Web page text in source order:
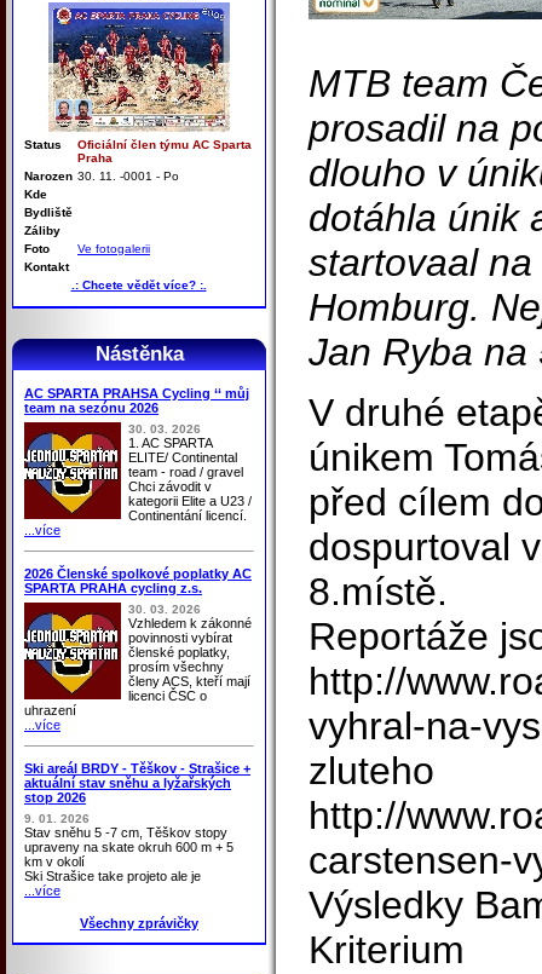
Status
Oficiální člen týmu AC Sparta
Praha
Narozen 30. 11. -0001 - Po
Kde
Bydliště
Záliby
Foto
Ve fotogalerii
Kontakt
.: Chcete vědět více? :.
Nástěnka
AC SPARTA PRAHSA Cycling ‘‘ můj
team na sezónu 2026
30. 03. 2026
1. AC SPARTA
ELITE/ Continental
team - road / gravel
Chci závodit v
kategorii Elite a U23 /
Continentání licencí.
...více
2026 Členské spolkové poplatky AC
SPARTA PRAHA cycling z.s.
30. 03. 2026
Vzhledem k zákonné
povinnosti vybírat
členské poplatky,
prosím všechny
členy ACS, kteří mají
licenci ČSC o
uhrazení
...více
Ski areál BRDY - Těškov - Strašice +
aktuální stav sněhu a lyžařských
stop 2026
9. 01. 2026
Stav sněhu 5 -7 cm, Těškov stopy
upraveny na skate okruh 600 m + 5
km v okolí
Ski Strašice take projeto ale je
...více
Všechny zprávičky
MTB team
prosadil na
dlouho v
dotáhla únik
startovaal
Homburg.
Jan Ryba na
V druhé
únikem
před cílem
dospurtoval
8.místě.
Reportáže
http://
vyhral-na-
zluteho
http://
carstensen-
Výsledky
Kriterium